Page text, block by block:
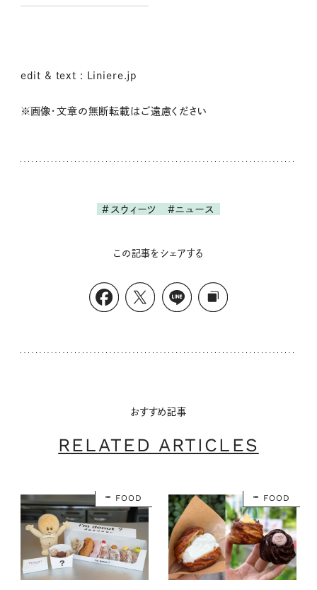
通う、valoさんのお気に入り
edit & text : Liniere.jp
※画像・文章の無断転載はご遠慮ください
#スウィーツ #ニュース
この記事をシェアする
おすすめ記事
RELATED ARTICLES
FOOD FOOD